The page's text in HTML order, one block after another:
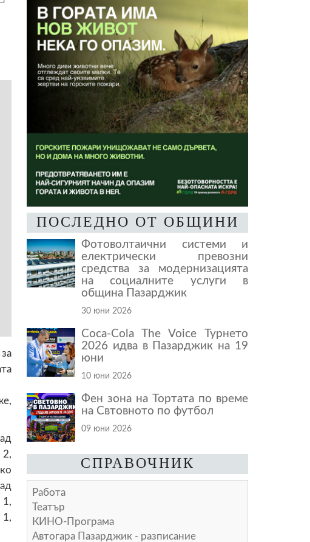
2,
1,
1,
ПОСЛЕДНО ОТ ОБЩИНИ
Фотоволтаични системи и
електрически превозни
средства за модернизацията
на социалните услуги в
община Пазарджик
30 юни 2026
Coca-Cola The Voice Турнето
2026 идва в Пазарджик на 19
юни
10 юни 2026
Фен зона на Тортата по време
на Свтовното по футбол
09 юни 2026
СПРАВОЧНИК
Работа
Театър
КИНО-Програма
Автогара Пазарджик - разписание